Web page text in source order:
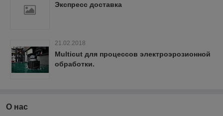
Экспресс доставка
21.02.2018
Multicut для процессов электроэрозионной
обработки.
О нас